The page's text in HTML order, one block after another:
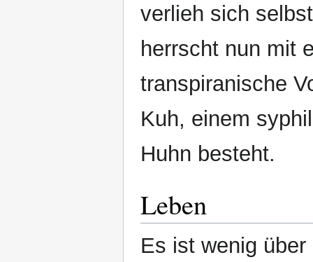
verlieh sich
herrscht nun mit
transpiranische
Kuh, einem
Huhn besteht.
Leben
Es ist wenig